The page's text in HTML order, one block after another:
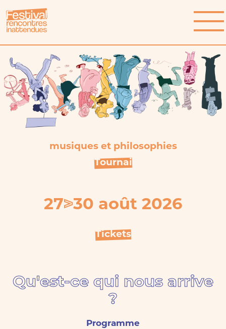
Qu'est-ce qui nous arrive ?
Programme
Invité·e·s
Festival
Équipe
Tickets
Presse
musiques et philosophies
Tournai
27>30 août 2026
Tickets
Qu'est-ce qui nous arrive
?
Programme